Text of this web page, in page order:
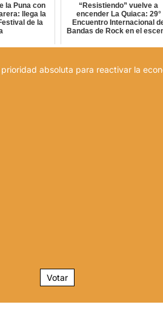
la Puna con
llega la
de la
“Resistiendo” vuelve a
encender La Quiaca: 29°
Encuentro Internacional
Bandas de Rock en el
absoluta para reactivar la
Votar